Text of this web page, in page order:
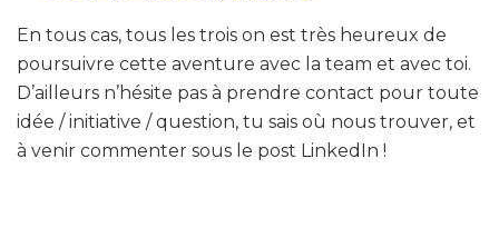
En tous cas, tous les trois on est très heureux de
poursuivre cette aventure avec la team et avec toi.
D’ailleurs n’hésite pas à prendre contact pour toute
idée / initiative / question, tu sais où nous trouver, et
à venir commenter sous le post LinkedIn !